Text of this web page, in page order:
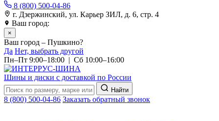
8 (800) 500-04-86
г. Дзержинский, ул. Карьер ЗИЛ, д. 6, стр. 4
Ваш город:
×
Ваш город – Пушкино?
Да Нет, выбрать другой
Пн–Пт 9:00–18:00 | Сб 10:00–16:00
Шины и диски с доставкой по России
Найти
8 (800) 500-04-86 Заказать обратный звонок